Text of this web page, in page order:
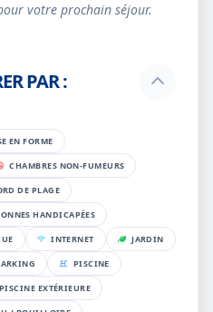
votre prochain séjour.
PAR :
EN FORME
CHAMBRES NON-FUMEURS
DE PLAGE
HANDICAPÉES
INTERNET JARDIN
PISCINE
PISCINE EXTÉRIEURE